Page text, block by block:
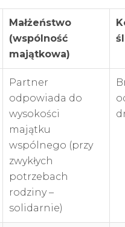
Małżeństwo
(wspólność
majątkowa)
Partner
odpowiada do
wysokości
majątku
wspólnego (przy
zwykłych
potrzebach
rodziny –
solidarnie)